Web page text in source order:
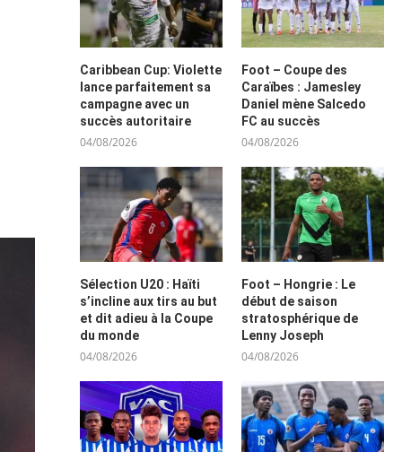
Caribbean Cup: Violette
lance parfaitement sa
campagne avec un
succès autoritaire
04/08/2026
Foot – Coupe des
Caraïbes : Jamesley
Daniel mène Salcedo
FC au succès
04/08/2026
Sélection U20 : Haïti
s’incline aux tirs au but
et dit adieu à la Coupe
du monde
04/08/2026
Foot – Hongrie : Le
début de saison
stratosphérique de
Lenny Joseph
04/08/2026